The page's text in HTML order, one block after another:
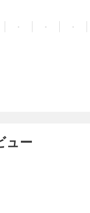
・ ・ ・
ュー